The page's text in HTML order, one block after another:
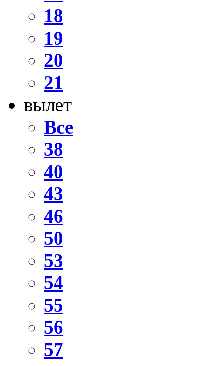
18
19
20
21
вылет
Все
38
40
43
46
50
53
54
55
56
57